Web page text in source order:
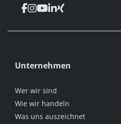
Unternehmen
Wer wir sind
Wie wir handeln
Was uns auszeichnet